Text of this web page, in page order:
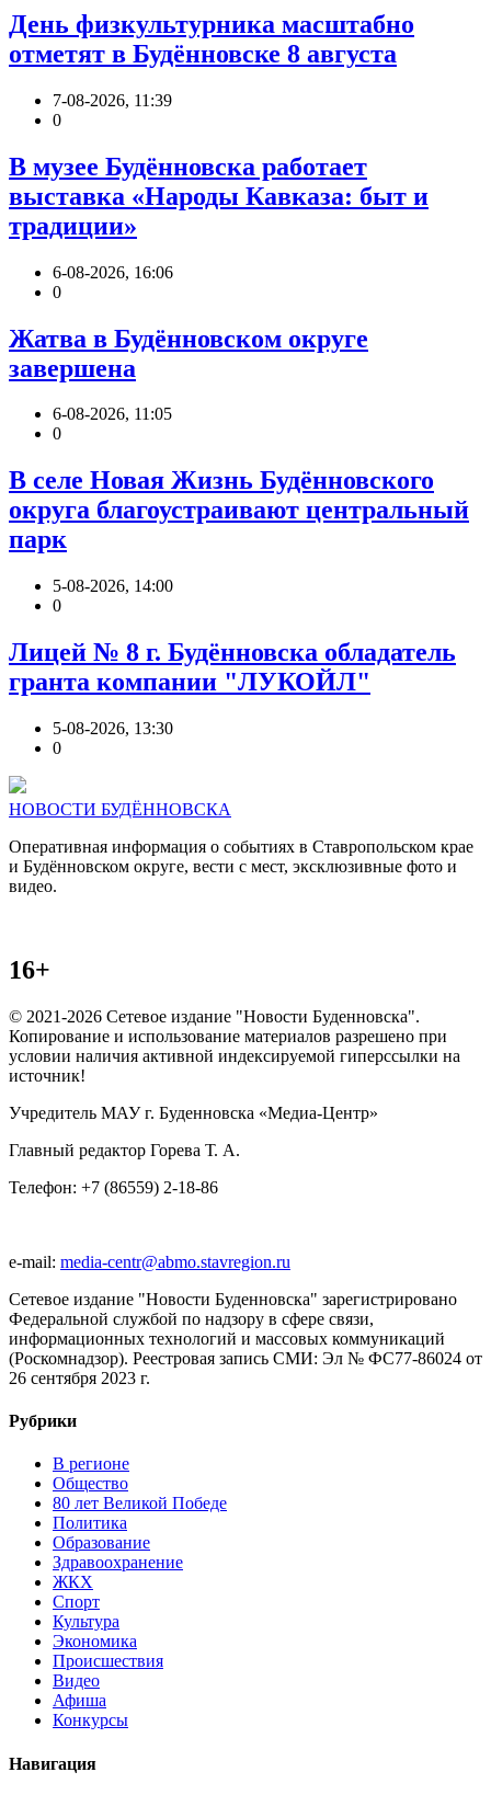
День физкультурника масштабно
отметят в Будённовске 8 августа
7-08-2026, 11:39
0
В музее Будённовска работает
выставка «Народы Кавказа: быт и
традиции»
6-08-2026, 16:06
0
Жатва в Будённовском округе
завершена
6-08-2026, 11:05
0
В селе Новая Жизнь Будённовского
округа благоустраивают центральный
парк
5-08-2026, 14:00
0
Лицей № 8 г. Будëнновска обладатель
гранта компании "ЛУКОЙЛ"
5-08-2026, 13:30
0
НОВОСТИ БУДЁННОВСКА
Оперативная информация о событиях в Ставропольском крае
и Будённовском округе, вести с мест, эксклюзивные фото и
видео.
16+
© 2021-2026 Сетевое издание "Новости Буденновска".
Копирование и использование материалов разрешено при
условии наличия активной индексируемой гиперссылки на
источник!
Учредитель МАУ г. Буденновска «Медиа-Центр»
Главный редактор Горева Т. А.
Телефон: +7 (86559) 2-18-86
e-mail: media-centr@abmo.stavregion.ru
Сетевое издание "Новости Буденновска" зарегистрировано
Федеральной службой по надзору в сфере связи,
информационных технологий и массовых коммуникаций
(Роскомнадзор). Реестровая запись СМИ: Эл № ФС77-86024 от
26 сентября 2023 г.
Рубрики
В регионе
Общество
80 лет Великой Победе
Политика
Образование
Здравоохранение
ЖКХ
Спорт
Культура
Экономика
Происшествия
Видео
Афиша
Конкурсы
Навигация